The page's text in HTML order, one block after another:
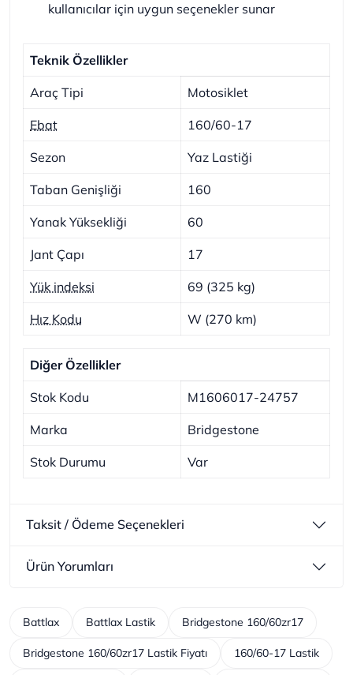
kullanıcılar için uygun seçenekler sunar
Teknik Özellikler
Araç Tipi Motosiklet
Ebat 160/60-17
Sezon Yaz Lastiği
Taban Genişliği 160
Yanak Yüksekliği 60
Jant Çapı 17
Yük indeksi 69 (325 kg)
Hız Kodu W (270 km)
Diğer Özellikler
Stok Kodu M1606017-24757
Marka Bridgestone
Stok Durumu Var
Taksit / Ödeme Seçenekleri
Ürün Yorumları
Battlax Battlax Lastik Bridgestone 160/60zr17
Bridgestone 160/60zr17 Lastik Fiyatı 160/60-17 Lastik